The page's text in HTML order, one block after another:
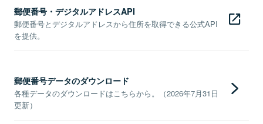
郵便番号・デジタルアドレスAPI
郵便番号とデジタルアドレスから住所を取得できる公式API
を提供。
郵便番号データのダウンロード
各種データのダウンロードはこちらから。（2026年7月31日
更新）